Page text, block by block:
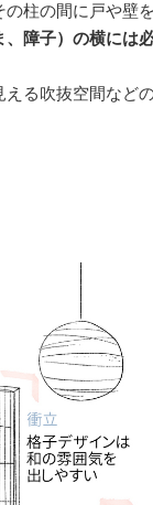
柱の間に戸や壁を
、障子）の横には
える吹抜空間など